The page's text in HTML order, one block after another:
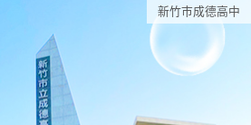
新竹巿成德高中